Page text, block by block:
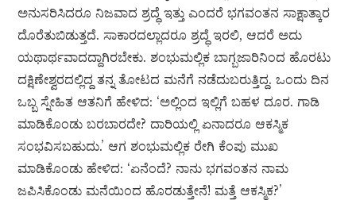
ಅನುಸರಿಸಿದರೂ ನಿಜವಾದ ಶ್ರದ್ಧೆ ಇತ್ತು ಎಂದರೆ ಭಗವಂತನ ಸಾಕ್ಷಾತ್ಕಾರ
ದೊರೆತುಬಿಡುತ್ತದೆ. ಸಾಕಾರದಲ್ಲಾದರೂ ಶ್ರದ್ಧೆ ಇರಲಿ, ಆದರೆ ಅದು
ಯಥಾರ್ಥವಾದದ್ದಾಗಿರಬೇಕು. ಶಂಭುಮಲ್ಲಿಕ ಬಾಗ್ಬಜಾರಿನಿಂದ ಹೊರಟು
ದಕ್ಷಿಣೇಶ್ವರದಲ್ಲಿದ್ದ ತನ್ನ ತೋಟದ ಮನೆಗೆ ನಡೆದುಬರುತ್ತಿದ್ದ. ಒಂದು ದಿನ
ಒಬ್ಬ ಸ್ನೇಹಿತ ಆತನಿಗೆ ಹೇಳಿದ: ‘ಅಲ್ಲಿಂದ ಇಲ್ಲಿಗೆ ಬಹಳ ದೂರ. ಗಾಡಿ
ಮಾಡಿಕೊಂಡು ಬರಬಾರದೇ? ದಾರಿಯಲ್ಲಿ ಏನಾದರೂ ಆಕಸ್ಮಿಕ
ಸಂಭವಿಸಬಹುದು.’ ಆಗ ಶಂಭುಮಲ್ಲಿಕ ರೇಗಿ ಕೆಂಪು ಮುಖ
ಮಾಡಿಕೊಂಡು ಹೇಳಿದ: ‘ಏನೆಂದೆ? ನಾನು ಭಗವಂತನ ನಾಮ
ಜಪಿಸಿಕೊಂಡು ಮನೆಯಿಂದ ಹೊರಡುತ್ತೇನೆ! ಮತ್ತೆ ಆಕಸ್ಮಿಕ?’